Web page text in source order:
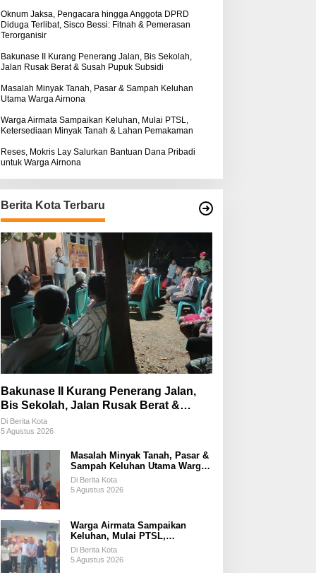
Warga Airnona
Hukum Kasus Sebastian
Bokol Sarat Rekayasa
:Oknum Jaksa, Pengacara hingga Anggota DPRD
Diduga Terlibat, Sisco Bessi: Fitnah & Pemerasan
Terorganisir
Bakunase II Kurang Penerang Jalan, Bis Sekolah,
Jalan Rusak Berat & Susah Pupuk Subsidi
Masalah Minyak Tanah, Pasar & Sampah Keluhan
Utama Warga Airnona
Warga Airmata Sampaikan Keluhan, Mulai PTSL,
Ketersediaan Minyak Tanah & Lahan Pemakaman
Reses, Mokris Lay Salurkan Bantuan Dana Pribadi
untuk Warga Airnona
Berita Kota Terbaru
Bakunase II Kurang Penerang Jalan,
Bis Sekolah, Jalan Rusak Berat &
Susah Pupuk Subsidi
Di Berita Kota
5 Agustus 2026
Masalah Minyak Tanah, Pasar &
Sampah Keluhan Utama Warga
Airnona
Di Berita Kota
5 Agustus 2026
Warga Airmata Sampaikan
Keluhan, Mulai PTSL,
Ketersediaan Minyak Tanah &
Lahan Pemakaman
Di Berita Kota
5 Agustus 2026